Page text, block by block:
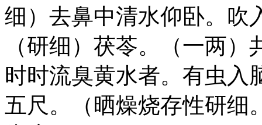
细）去鼻中清水仰卧。吹
（研细）茯苓。（一两
时时流臭黄水者。有虫入
五尺。（晒燥烧存性研细